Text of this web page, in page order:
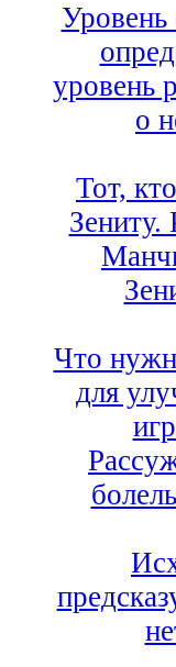
Уровень
уровень
о
Тот,
Зениту.
Что
для